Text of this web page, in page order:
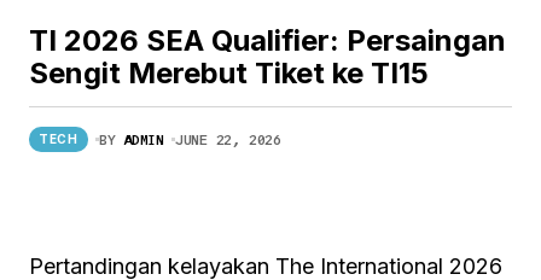
TI 2026 SEA Qualifier: Persaingan
Sengit Merebut Tiket ke TI15
TECH BY ADMIN JUNE 22, 2026
Pertandingan kelayakan The International 2026